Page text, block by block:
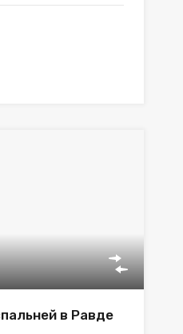
в Равде